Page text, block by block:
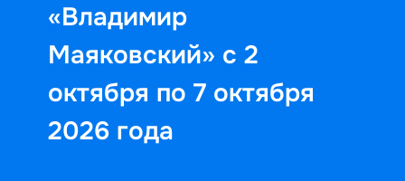
«Владимир
Маяковский» с 2
октября по 7 октября
2026 года